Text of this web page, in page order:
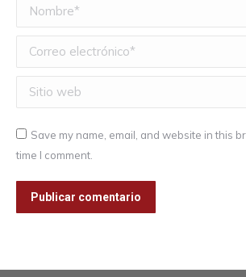
Nombre *
Correo electrónico *
Sitio web
Save my name, email, and website in this
time I comment.
Publicar comentario